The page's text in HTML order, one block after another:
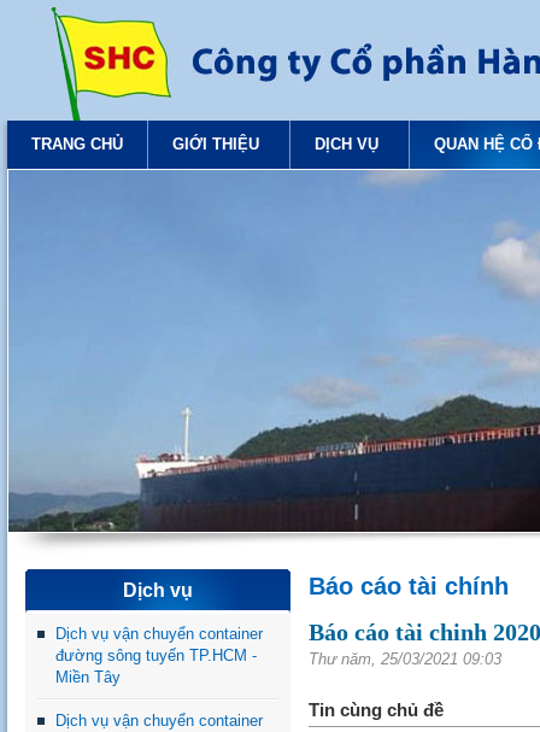
TRANG CHỦ GIỚI THIỆU DỊCH VỤ QUAN HỆ CỔ
Dịch vụ
Dịch vụ vận chuyển container
đường sông tuyến TP.HCM -
Miền Tây
Dịch vụ vận chuyển container
Báo cáo tài chính
Báo cáo tài chinh
Thư năm, 25/03/2021 09:03
Tin cùng chủ đề